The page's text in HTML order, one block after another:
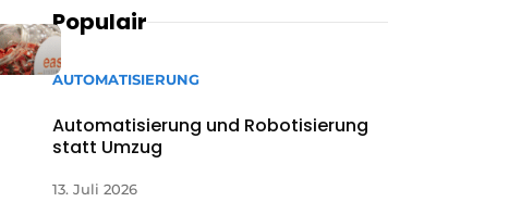
Populair
AUTOMATISIERUNG
Automatisierung und Robotisierung
statt Umzug
13. Juli 2026